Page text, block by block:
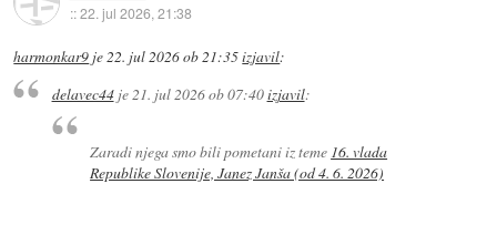
::22. jul 2026, 21:38
harmonkar9 je22. jul 2026 ob 21:35izjavil:
delavec44je21. jul 2026 ob 07:40izjavil:
Zaradi njega smo bili pometani iz teme 16. vlada
Republike Slovenije, Janez Janša (od 4. 6. 2026)